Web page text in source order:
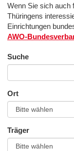
Wenn Sie sich auch
Thüringens
Einrichtungen
AWO-
Suche
Ort
Träger